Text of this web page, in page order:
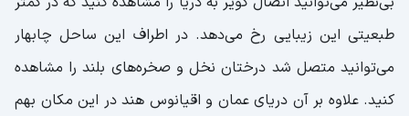
طبعیتی این زیبایی رخ می‌دهد. در اطراف این ساحل چابهار
می‌توانید متصل شد درختان نخل و صخره‌های بلند را مشاهده
کنید. علاوه بر آن دریای عمان و اقیانوس هند در این مکان بهم